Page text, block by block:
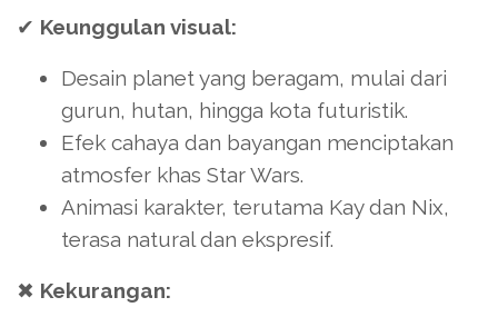
✔ Keunggulan visual:
Desain planet yang beragam, mulai dari
gurun, hutan, hingga kota futuristik.
Efek cahaya dan bayangan menciptakan
atmosfer khas Star Wars.
Animasi karakter, terutama Kay dan Nix,
terasa natural dan ekspresif.
✖ Kekurangan: